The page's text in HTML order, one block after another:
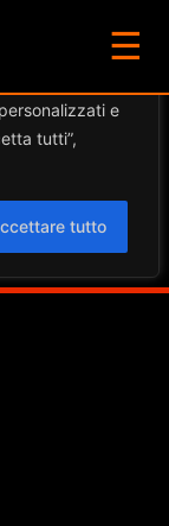
e
tutti”,
tutto
☰
per